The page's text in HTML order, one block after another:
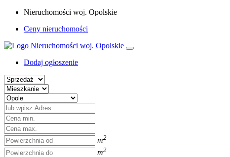
Nieruchomości woj. Opolskie
Ceny nieruchomości
Dodaj ogłoszenie
m2
m2